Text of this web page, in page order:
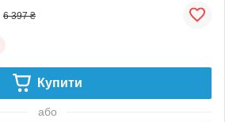
6 397 ₴
Купити
або